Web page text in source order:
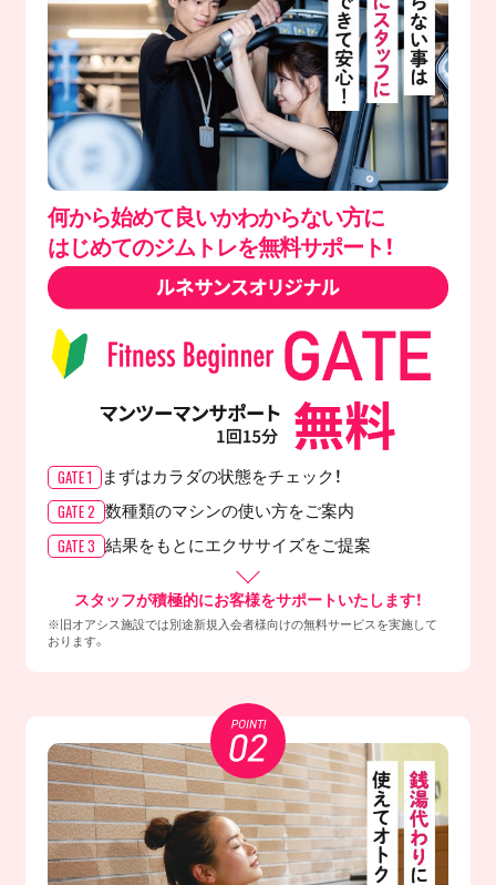
何から始めて良いかわからない方に
はじめてのジムトレを無料サポート！
GATE 1 まずはカラダの状態をチェック！
GATE 2 数種類のマシンの使い方をご案内
GATE 3 結果をもとにエクササイズをご提案
スタッフが積極的にお客様をサポートいたします！
※旧オアシス施設では別途新規入会者様向けの無料サービスを実施して
おります。